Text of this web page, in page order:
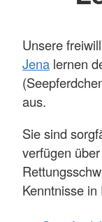
Unsere
Jena lernen
aus.
Sie sind
verfügen
Kenntnisse